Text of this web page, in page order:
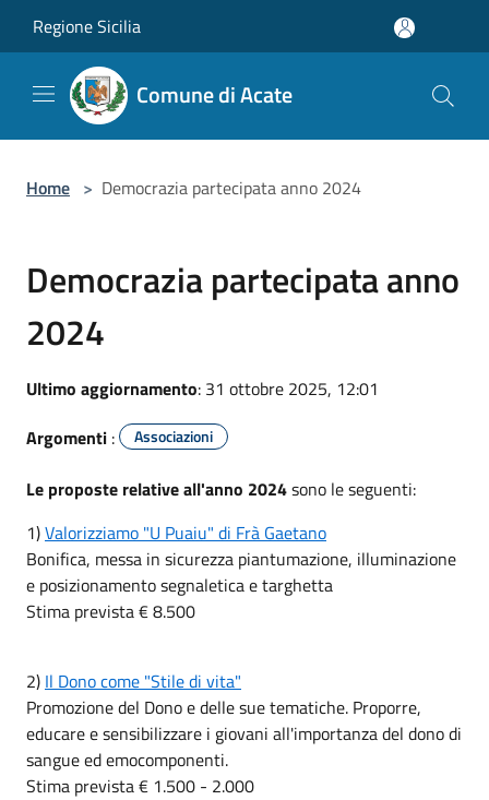
Regione Sicilia
Comune di Acate
Home > Democrazia partecipata anno 2024
Democrazia partecipata anno
2024
Ultimo aggiornamento: 31 ottobre 2025, 12:01
Argomenti : Associazioni
Le proposte relative all'anno 2024sono le seguenti:
1)Valorizziamo "U Puaiu" di Frà Gaetano
Bonifica, messa in sicurezza piantumazione, illuminazione
e posizionamento segnaletica e targhetta
Stima prevista € 8.500
2) Il Dono come "Stile di vita"
Promozione del Dono e delle sue tematiche. Proporre,
educare e sensibilizzare i giovani all'importanza del dono di
sangue ed emocomponenti.
Stima prevista € 1.500 - 2.000